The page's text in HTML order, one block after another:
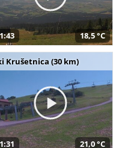
18,5 °C
Krušetnica (30 km)
21,0 °C